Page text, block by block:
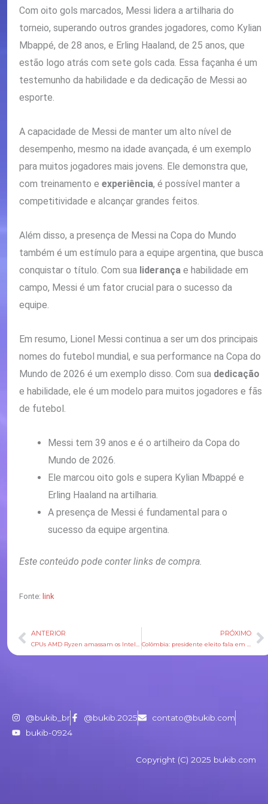
Com oito gols marcados, Messi lidera a artilharia do
torneio, superando outros grandes jogadores, como Kylian
Mbappé, de 28 anos, e Erling Haaland, de 25 anos, que
estão logo atrás com sete gols cada. Essa façanha é um
testemunho da habilidade e da dedicação de Messi ao
esporte.
A capacidade de Messi de manter um alto nível de
desempenho, mesmo na idade avançada, é um exemplo
para muitos jogadores mais jovens. Ele demonstra que,
com treinamento e experiência, é possível manter a
competitividade e alcançar grandes feitos.
Além disso, a presença de Messi na Copa do Mundo
também é um estímulo para a equipe argentina, que busca
conquistar o título. Com sua liderança e habilidade em
campo, Messi é um fator crucial para o sucesso da
equipe.
Em resumo, Lionel Messi continua a ser um dos principais
nomes do futebol mundial, e sua performance na Copa do
Mundo de 2026 é um exemplo disso. Com sua dedicação
e habilidade, ele é um modelo para muitos jogadores e fãs
de futebol.
Messi tem 39 anos e é o artilheiro da Copa do
Mundo de 2026.
Ele marcou oito gols e supera Kylian Mbappé e
Erling Haaland na artilharia.
A presença de Messi é fundamental para o
sucesso da equipe argentina.
Este conteúdo pode conter links de compra.
Fonte: link
Anterior
ANTERIOR PRÓXIMO
@bukib_br @bukib.2025
contato@bukib.com
bukib-0924
Copyright (C) 2025 bukib.com